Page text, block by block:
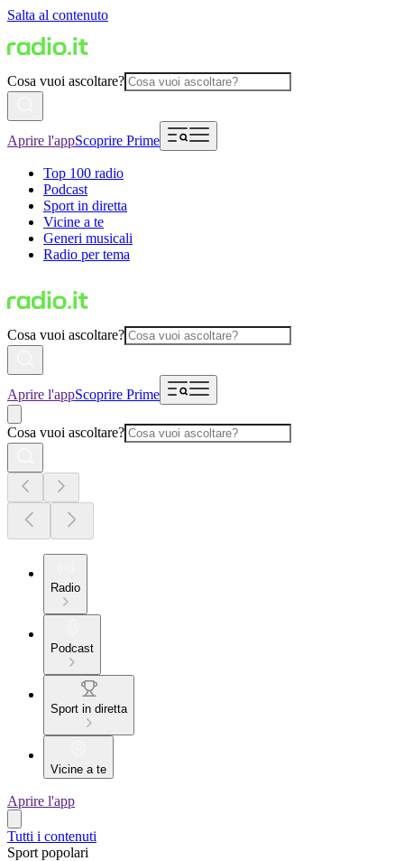
Salta al contenuto
Cosa vuoi ascoltare?
Aprire l'appScoprire Prime
Top 100 radio
Podcast
Sport in diretta
Vicine a te
Generi musicali
Radio per tema
Cosa vuoi ascoltare?
Aprire l'appScoprire Prime
Cosa vuoi ascoltare?
Radio
Podcast
Sport in diretta
Vicine a te
Aprire l'app
Tutti i contenuti
Sport popolari